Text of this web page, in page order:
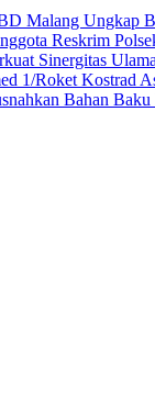
Malang Ungkap
Reskrim
Sinergitas
1/Roket Kostrad
Bahan